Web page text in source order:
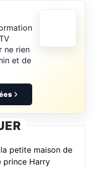
ne rien
et de
petite maison de
prince Harry